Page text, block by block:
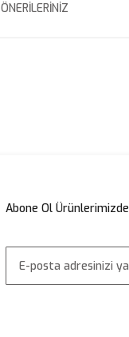
ÖNERILERINIZ
Abone Ol